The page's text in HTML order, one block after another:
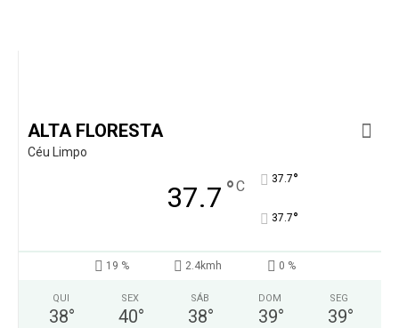
ALTA FLORESTA
Céu Limpo
37.7 °C 37.7°
37.7°
19 % 2.4kmh 0 %
QUI
38°
SEX
40°
SÁB
38°
DOM
39°
SEG
39°